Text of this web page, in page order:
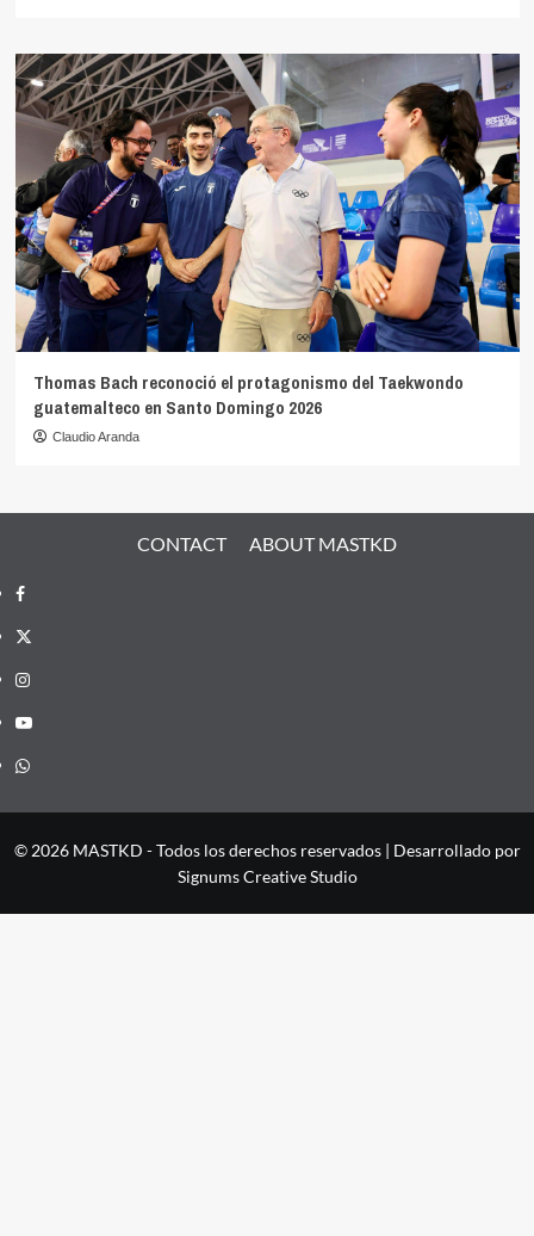
Thomas Bach reconoció el protagonismo del Taekwondo
guatemalteco en Santo Domingo 2026
Claudio Aranda
CONTACT ABOUT MASTKD
Facebook
X
Instagram
YouTube
Whatsapp